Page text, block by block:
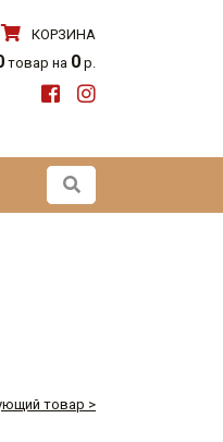
КОРЗИНА
товар на 0 р.
товар >